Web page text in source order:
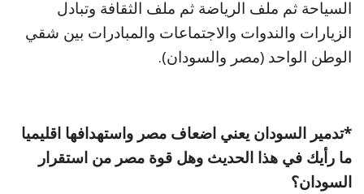
السياحة ثم ملف الرياضة ثم ملف الثقافة وتبادل
الزيارات والندوات والاجتماعات والمبادرات بين شقي
الوطن الواحد (مصر والسودان).
*تدمير السودان يعني اضعاف مصر واستهدافها اقليميا
ما رأيك في هذا الحديث وهل قوة مصر من استقرار
السودان؟